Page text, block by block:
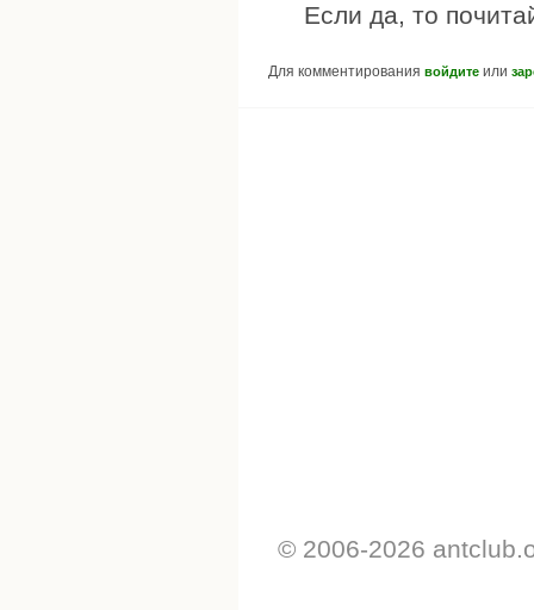
Если да, то
Для комментирования войдите или
© 2006-2026